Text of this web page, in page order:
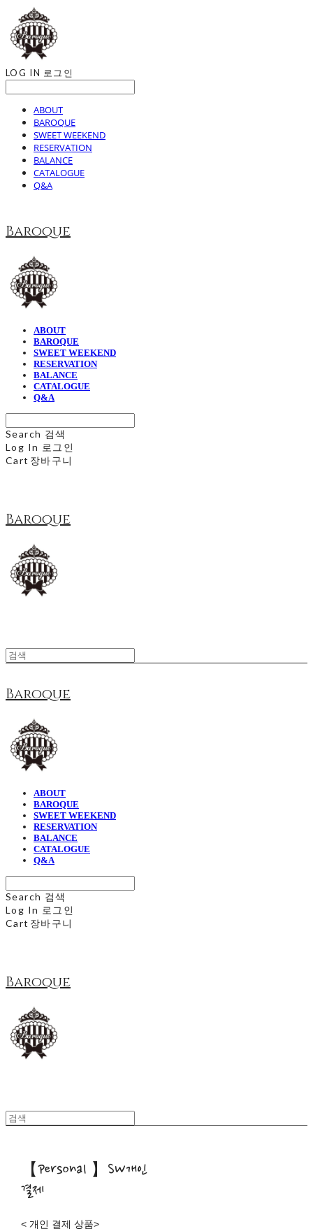
LOG IN 로그인
ABOUT
BAROQUE
SWEET WEEKEND
RESERVATION
BALANCE
CATALOGUE
Q&A
Baroque
ABOUT
BAROQUE
SWEET WEEKEND
RESERVATION
BALANCE
CATALOGUE
Q&A
Search 검색
Log In 로그인
Cart 장바구니
Baroque
Baroque
ABOUT
BAROQUE
SWEET WEEKEND
RESERVATION
BALANCE
CATALOGUE
Q&A
Search 검색
Log In 로그인
Cart 장바구니
Baroque
【Personal 】SW개인
결제
< 개인 결제 상품>